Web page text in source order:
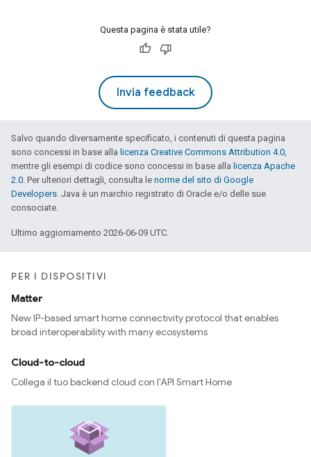
Questa pagina è stata utile?
Invia feedback
Salvo quando diversamente specificato, i contenuti di questa pagina
sono concessi in base alla licenza Creative Commons Attribution 4.0,
mentre gli esempi di codice sono concessi in base alla licenza Apache
2.0. Per ulteriori dettagli, consulta le norme del sito di Google
Developers. Java è un marchio registrato di Oracle e/o delle sue
consociate.
Ultimo aggiornamento 2026-06-09 UTC.
PER I DISPOSITIVI
Matter
New IP-based smart home connectivity protocol that enables
broad interoperability with many ecosystems
Cloud-to-cloud
Collega il tuo backend cloud con l'API Smart Home